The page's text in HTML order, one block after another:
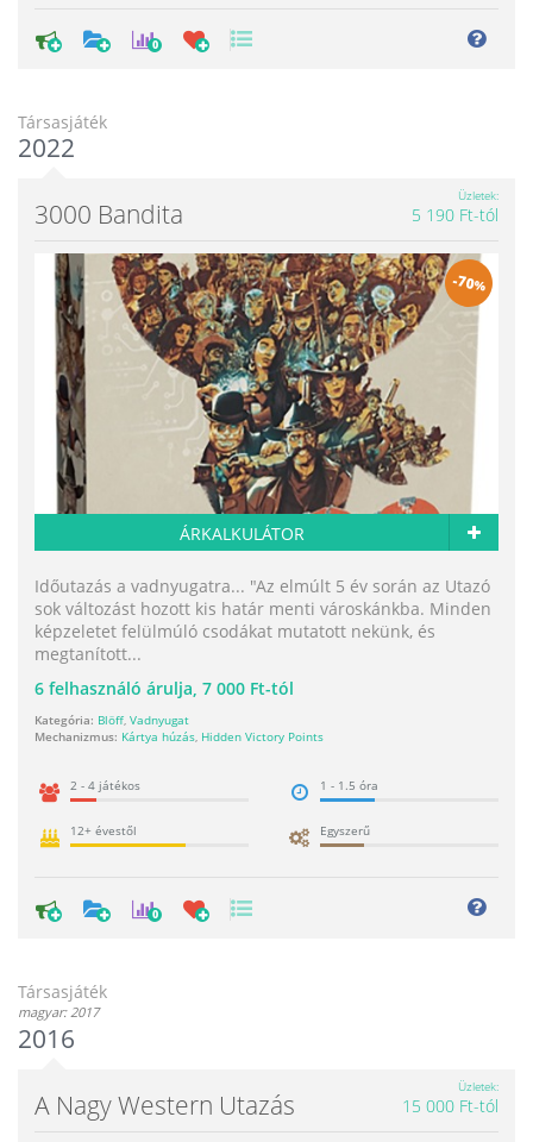
0
Társasjáték
2022
3000 Bandita
Üzletek
5 190 Ft-tól
-70%
ÁRKALKULÁTOR
Időutazás a vadnyugatra... "Az elmúlt 5 év során az Utazó
sok változást hozott kis határ menti városkánkba. Minden
képzeletet felülmúló csodákat mutatott nekünk, és
megtanított...
6 felhasználó árulja, 7 000 Ft-tól
Kategória: Blöff, Vadnyugat
Mechanizmus: Kártya húzás, Hidden Victory Points
2 - 4 játékos 1 - 1.5 óra
12+ évestől Egyszerű
0
Társasjáték
magyar: 2017
2016
A Nagy Western Utazás
Üzletek
15 000 Ft-tól